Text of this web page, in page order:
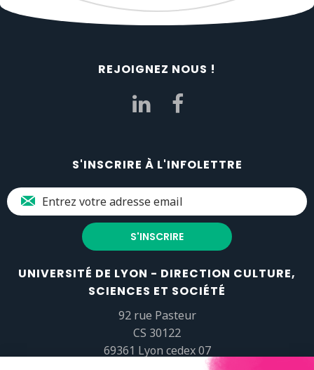
REJOIGNEZ NOUS !
S'INSCRIRE À L'INFOLETTRE
UNIVERSITÉ DE LYON - DIRECTION CULTURE,
SCIENCES ET SOCIÉTÉ
92 rue Pasteur
CS 30122
69361 Lyon cedex 07